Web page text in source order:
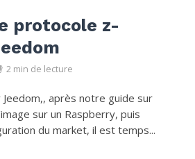
protocole z-
2 min de lecture
après notre guide sur
sur un Raspberry, puis
du market, il est temps...